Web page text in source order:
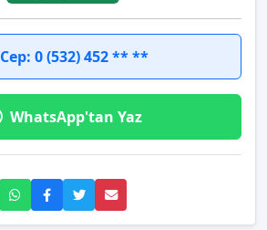
Cep: 0 (532) 452 ** **
WhatsApp'tan Yaz